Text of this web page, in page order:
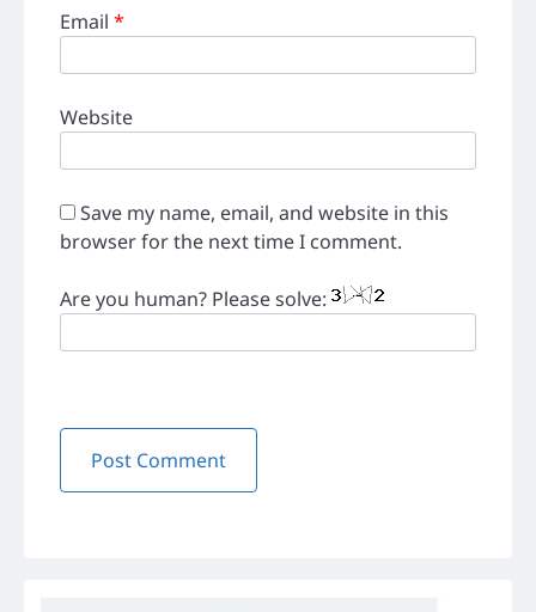
Email *
Website
Save my name, email, and website in this
browser for the next time I comment.
Are you human? Please solve: